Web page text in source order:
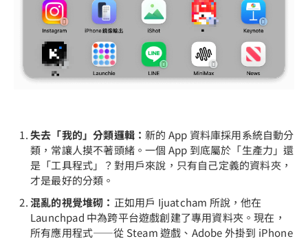
失去「我的」分類邏輯：新的 App 資料庫採用系統自動分
類，常讓人摸不著頭緒。一個 App 到底屬於「生產力」還
是「工具程式」？對用戶來說，只有自己定義的資料夾，
才是最好的分類。
混亂的視覺堆砌： 正如用戶 Ijuatcham 所說，他在
Launchpad 中為跨平台遊戲創建了專用資料夾。現在，
所有應用程式——從 Steam 遊戲、Adobe 外掛到 iPhone